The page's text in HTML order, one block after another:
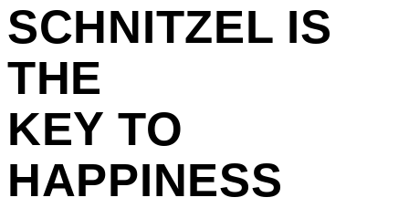
SCHNITZEL IS
THE
KEY TO
HAPPINESS